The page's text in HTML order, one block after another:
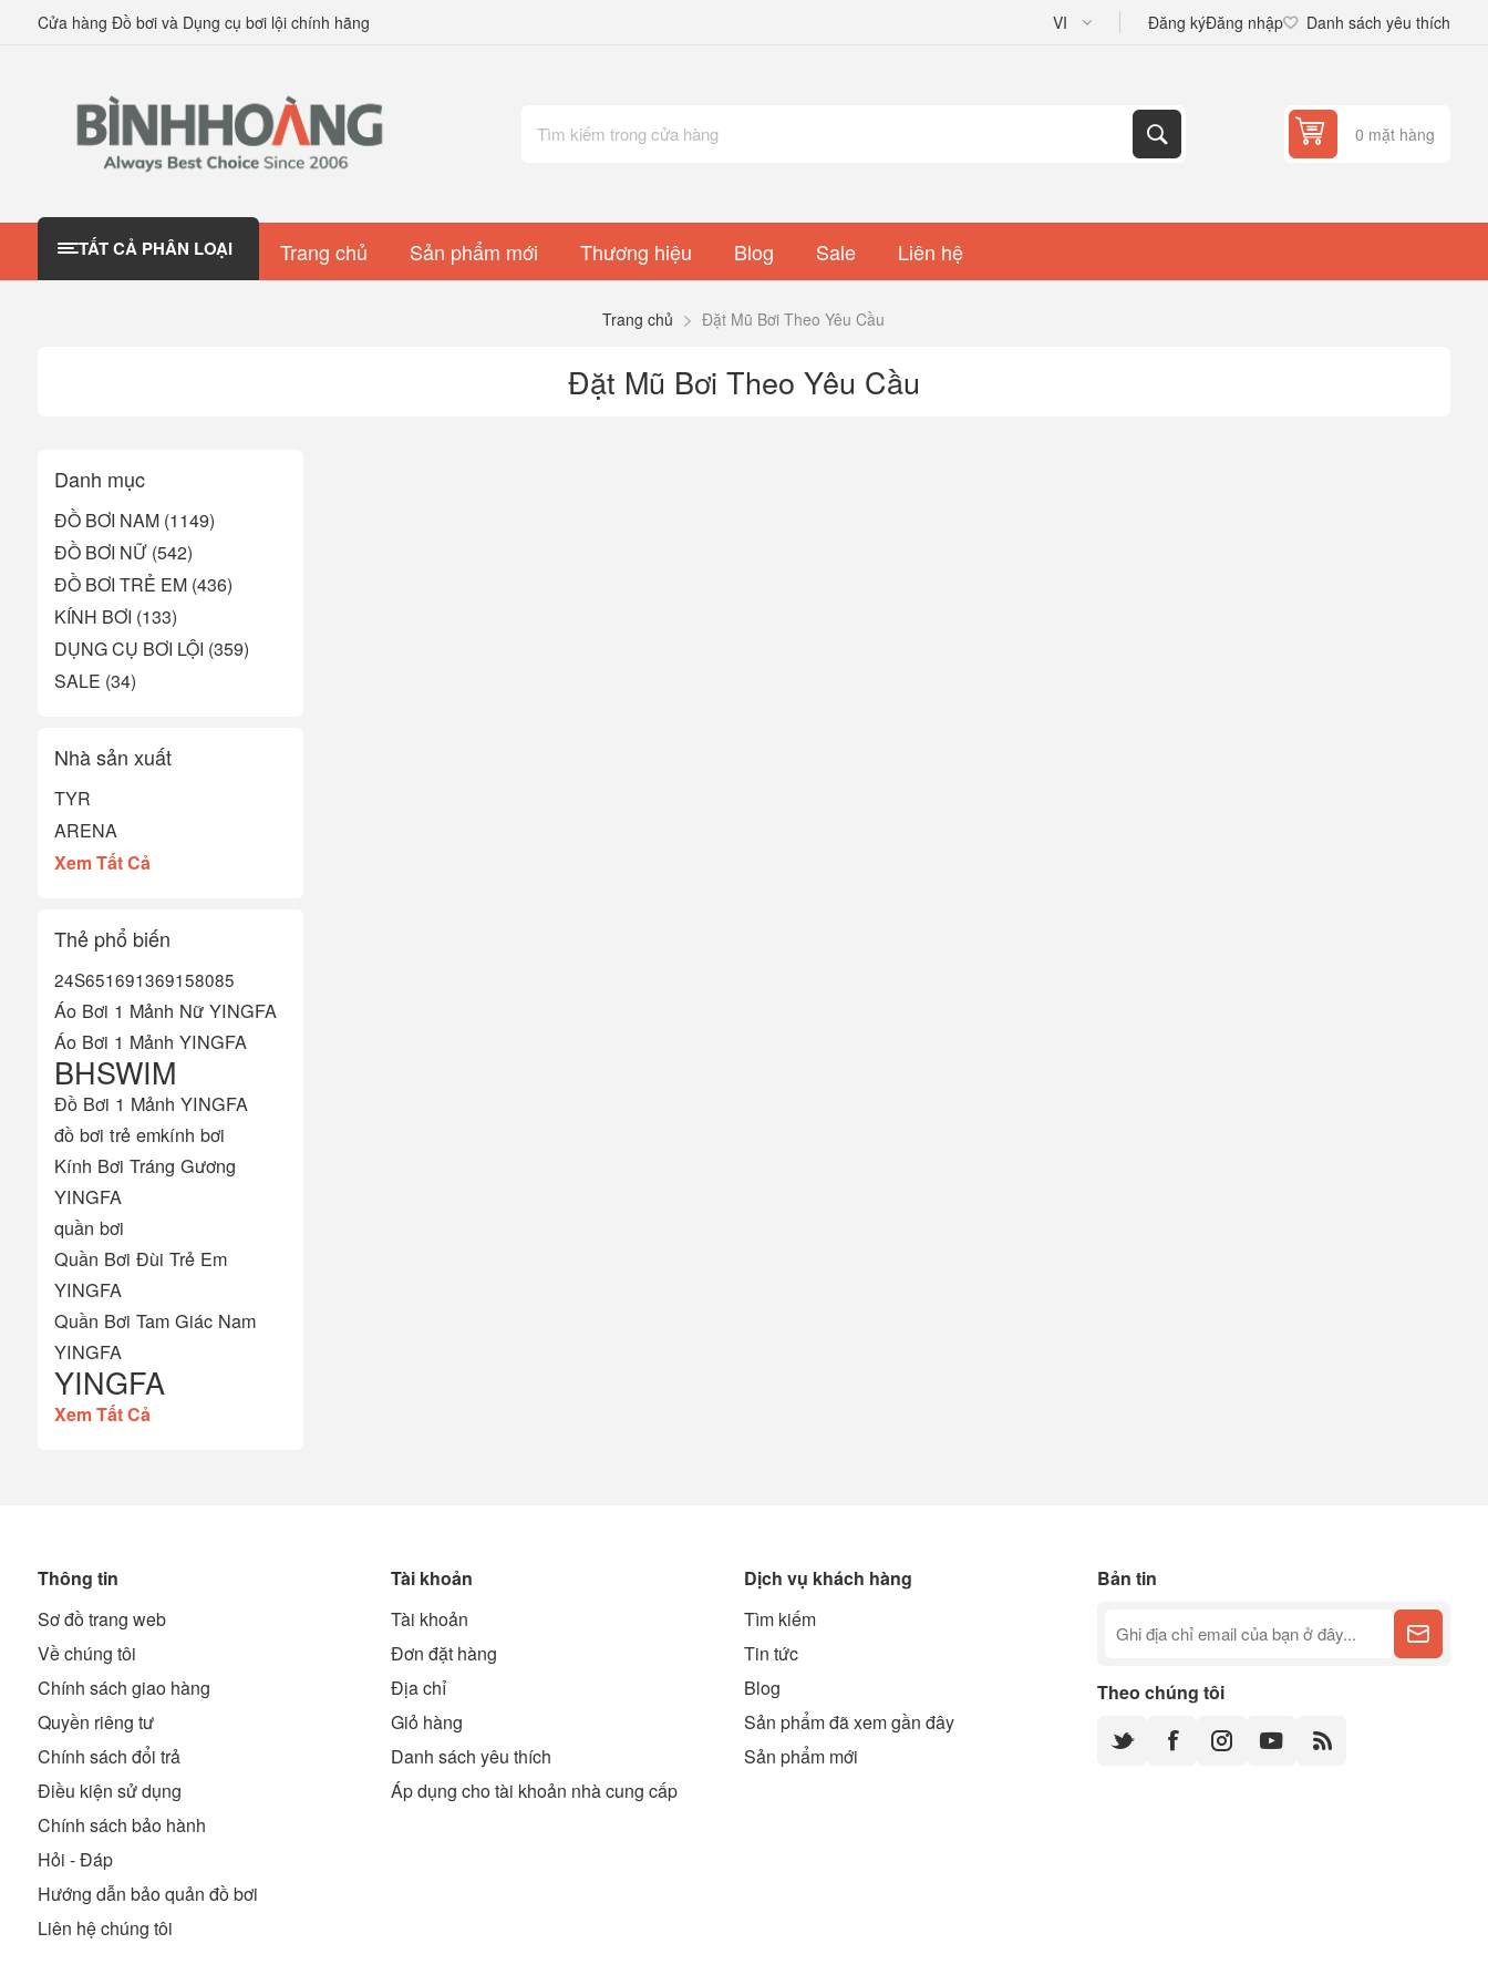
Cửa hàng Đồ bơi và Dụng cụ bơi lội chính hãng Đăng kýĐăng nhập Danh sách yêu thích
0 mặt hàng
TẤT CẢ PHÂN LOẠI Trang chủ Sản phẩm mới Thương hiệu Blog Sale Liên hệ
Trang chủ Đặt Mũ Bơi Theo Yêu Cầu
Danh mục
ĐỒ BƠI NAM (1149)
ĐỒ BƠI NỮ (542)
ĐỒ BƠI TRẺ EM (436)
KÍNH BƠI (133)
DỤNG CỤ BƠI LỘI (359)
SALE (34)
Nhà sản xuất
TYR
ARENA
Xem Tất Cả
Thẻ phổ biến
24S651691369158085
Áo Bơi 1 Mảnh Nữ YINGFA
Áo Bơi 1 Mảnh YINGFA
BHSWIM
Đồ Bơi 1 Mảnh YINGFA
đồ bơi trẻ emkính bơi
Kính Bơi Tráng Gương
YINGFA
quần bơi
Quần Bơi Đùi Trẻ Em
YINGFA
Quần Bơi Tam Giác Nam
YINGFA
YINGFA
Xem Tất Cả
Đặt Mũ Bơi Theo Yêu Cầu
Thông tin
Sơ đồ trang web
Về chúng tôi
Chính sách giao hàng
Quyền riêng tư
Chính sách đổi trả
Điều kiện sử dụng
Chính sách bảo hành
Hỏi - Đáp
Hướng dẫn bảo quản đồ bơi
Liên hệ chúng tôi
Tài khoản
Tài khoản
Đơn đặt hàng
Địa chỉ
Giỏ hàng
Danh sách yêu thích
Áp dụng cho tài khoản nhà cung cấp
Dịch vụ khách hàng
Tìm kiếm
Tin tức
Blog
Sản phẩm đã xem gần đây
Sản phẩm mới
Bản tin
Theo chúng tôi